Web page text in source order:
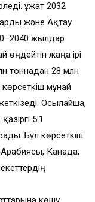
Құжат 2032
және Ақтау
жылдар
жаңа ірі
тоннадан 28 млн
мұнай
Осылайша,
5:1
Бұл көрсеткіш
Канада,